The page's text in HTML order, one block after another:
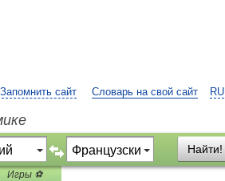
RU
Запомнить сайт Словарь на свой сайт
Найти!
Игры ⚽